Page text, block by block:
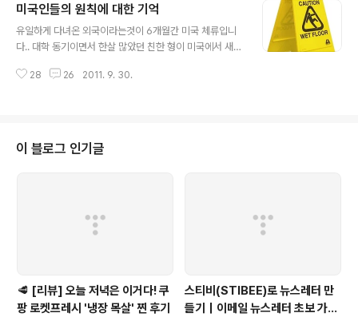
니다. 지지율 격차가 어중간하다보니, 어느때보다 박근혜
의 지원사격이 꼭 필요한 노릇입니다. 언젠가 대선까지 욕
심을 낼것으로 보이는 그녀이기 때문에 이번 서울 시장 선
당 입장에서도 이석연 변호사를 팽시키면서, 나경원을 전
미국인들의 원칙에 대한 기억
유일하게 다녀온 외국이라는것이 6개월간 미국 체류입니
다.. 대학 동기이면서 한살 많았던 친한 형이 미국에서 새로
함께 생활을 했더랬지요^^.. 간김에 영어도 좀 배워볼까 하
하루 넘기기 위한 스페인어를 영어와 섞어서 구사를 해야
했던지라, 영어도 스페인어도 하나도 늘지 않았어요 흑 좌
n 뭔지 아시겠죠? 손님..
28 26 2011. 9. 30.
이 블로그 인기글
🥩 [리뷰] 오늘 저녁은 이거다! 쿠
팡 로켓프레시 '냉장 목살' 찐 후기
스티비(STIBEE)로 뉴스레터 만
들기｜이메일 뉴스레터 초보 가이